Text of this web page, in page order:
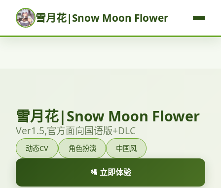
雪月花|Snow Moon Flower
雪月花|Snow Moon Flower
Ver1.5,官方面向国语版+DLC
动态CV 角色扮演 中国风
🛂 立即体验